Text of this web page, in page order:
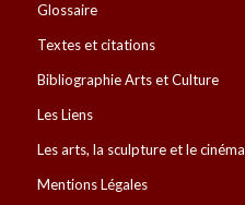
Glossaire
Textes et citations
Bibliographie Arts et Culture
Les Liens
Les arts, la sculpture et le cinéma
Mentions Légales